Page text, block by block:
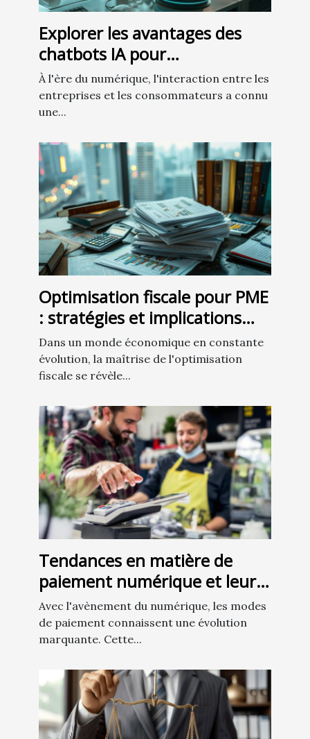
Explorer les avantages des
chatbots IA pour
l'automatisation des appels
clients
À l'ère du numérique, l'interaction entre les
entreprises et les consommateurs a connu
une...
Optimisation fiscale pour PME
: stratégies et implications
légales
Dans un monde économique en constante
évolution, la maîtrise de l'optimisation
fiscale se révèle...
Tendances en matière de
paiement numérique et leur
impact sur les petites
entreprises
Avec l'avènement du numérique, les modes
de paiement connaissent une évolution
marquante. Cette...